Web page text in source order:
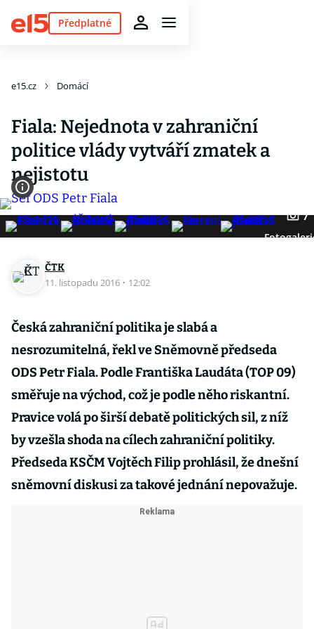
Předplatné
e15.cz Domácí
Fiala: Nejednota v zahraniční
politice vlády vytváří zmatek a
nejistotu
7
ČTK
11. listopadu 2016 · 12:02
Česká zahraniční politika je slabá a
nesrozumitelná, řekl ve Sněmovně předseda
ODS Petr Fiala. Podle Františka Laudáta (TOP 09)
směřuje na východ, což je podle něho riskantní.
Pravice volá po širší debatě politických sil, z níž
by vzešla shoda na cílech zahraniční politiky.
Předseda KSČM Vojtěch Filip prohlásil, že dnešní
sněmovní diskusi za takové jednání nepovažuje.